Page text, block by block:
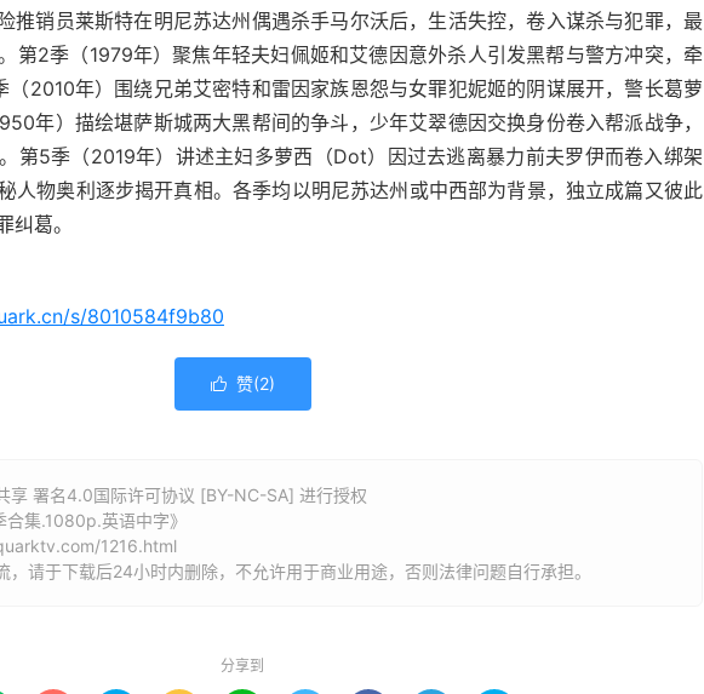
推销员莱斯特在明尼苏达州偶遇杀手马尔沃后，生活失控，卷入谋杀与犯罪，最
第2季（1979年）聚焦年轻夫妇佩姬和艾德因意外杀人引发黑帮与警方冲突，牵
2010年）围绕兄弟艾密特和雷因家族恩怨与女罪犯妮姬的阴谋展开，警长葛萝
年）描绘堪萨斯城两大黑帮间的争斗，少年艾翠德因交换身份卷入帮派战争，
第5季（2019年）讲述主妇多萝西（Dot）因过去逃离暴力前夫罗伊而卷入绑架
人物奥利逐步揭开真相。各季均以明尼苏达州或中西部为背景，独立成篇又彼此
纠葛。
s/8010584f9b80
 赞(2)
享 署名4.0国际许可协议 [BY-NC-SA] 进行授权
集.1080p.英语中字》
1216.html
，请于下载后24小时内删除，不允许用于商业用途，否则法律问题自行承担。
分享到